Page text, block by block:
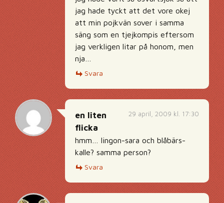
jag hade tyckt att det vore okej
att min pojkvän sover i samma
säng som en tjejkompis eftersom
jag verkligen litar på honom, men
nja…
Svara
29 april, 2009 kl. 17:30
en liten
flicka
hmm… lingon-sara och blåbärs-
kalle? samma person?
Svara